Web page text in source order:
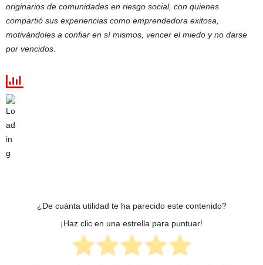
originarios de comunidades en riesgo social, con quienes
compartió sus experiencias como emprendedora exitosa,
motivándoles a confiar en sí mismos, vencer el miedo y no darse
por vencidos.
¿De cuánta utilidad te ha parecido este contenido?
¡Haz clic en una estrella para puntuar!